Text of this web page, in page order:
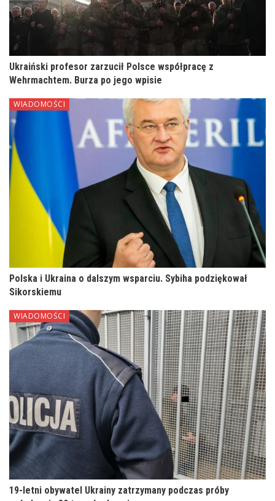
Ukraiński profesor zarzucił Polsce współpracę z
Wehrmachtem. Burza po jego wpisie
WIADOMOŚCI
Polska i Ukraina o dalszym wsparciu. Sybiha podziękował
Sikorskiemu
WIADOMOŚCI
19-letni obywatel Ukrainy zatrzymany podczas próby